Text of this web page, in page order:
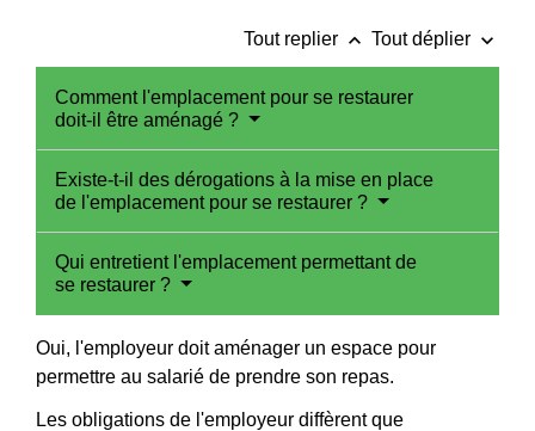
Tout replier keyboard_arrow_up Tout déplier keyboard_arrow_down
Comment l'emplacement pour se restaurer
doit-il être aménagé ?
Existe-t-il des dérogations à la mise en place
de l'emplacement pour se restaurer ?
Qui entretient l'emplacement permettant de
se restaurer ?
Oui, l'employeur doit aménager un espace pour
permettre au salarié de prendre son repas.
Les obligations de l'employeur diffèrent que